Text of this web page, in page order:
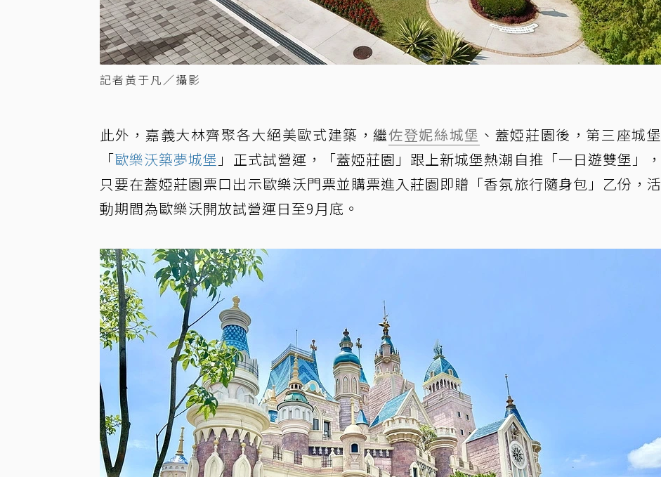
記者黃于凡／攝影
此外，嘉義大林齊聚各大絕美歐式建築，繼佐登妮絲城堡 、蓋婭莊園後，第三座城堡
「歐樂沃築夢城堡 」正式試營運，「蓋婭莊園」跟上新城堡熱潮自推「一日遊雙堡」，
只要在蓋婭莊園票口出示歐樂沃門票並購票進入莊園即贈「香氛旅行隨身包」乙份，活
動期間為歐樂沃開放試營運日至9月底。